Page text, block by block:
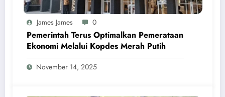
James James 0
Pemerintah Terus Optimalkan Pemerataan
Ekonomi Melalui Kopdes Merah Putih
November 14, 2025